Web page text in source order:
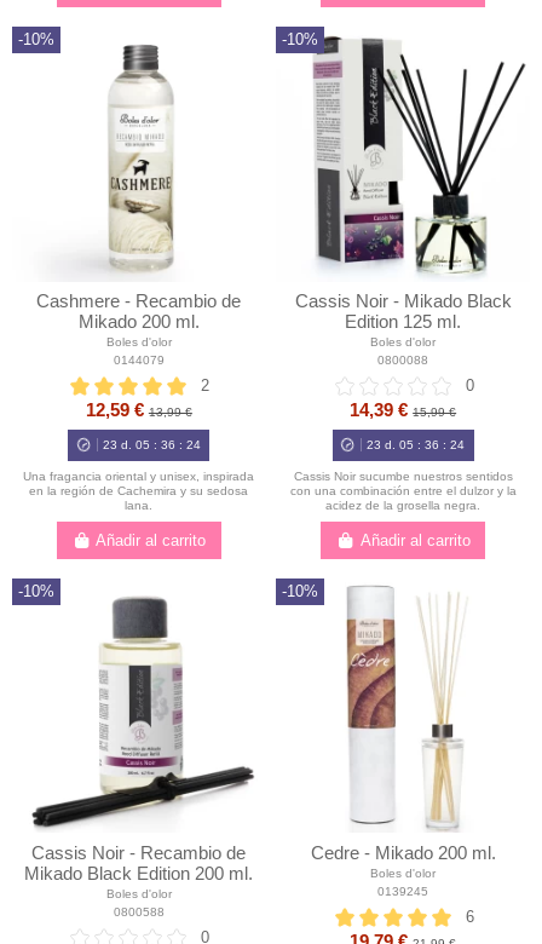
-10%
Cashmere - Recambio de
Mikado 200 ml.
Boles d'olor
0144079
2
12,59 €13,99 €
23 d. 05 : 36 : 23
Una fragancia oriental y unisex, inspirada
en la región de Cachemira y su sedosa
lana.
Añadir al carrito
-10%
Cassis Noir - Mikado Black
Edition 125 ml.
Boles d'olor
0800088
0
14,39 €15,99 €
23 d. 05 : 36 : 23
Cassis Noir sucumbe nuestros sentidos
con una combinación entre el dulzor y la
acidez de la grosella negra.
Añadir al carrito
-10%
Cassis Noir - Recambio de
Mikado Black Edition 200 ml.
Boles d'olor
0800588
0
-10%
Cedre - Mikado 200 ml.
Boles d'olor
0139245
6